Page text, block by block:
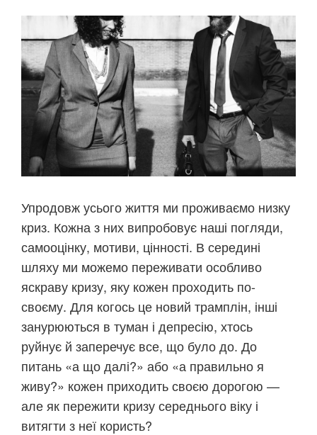
Упродовж усього життя ми проживаємо низку
криз. Кожна з них випробовує наші погляди,
самооцінку, мотиви, цінності. В середині
шляху ми можемо переживати особливо
яскраву кризу, яку кожен проходить по-
своєму. Для когось це новий трамплін, інші
занурюються в туман і депресію, хтось
руйнує й заперечує все, що було до. До
питань «а що далі?» або «а правильно я
живу?» кожен приходить своєю дорогою —
але як пережити кризу середнього віку і
витягти з неї користь?